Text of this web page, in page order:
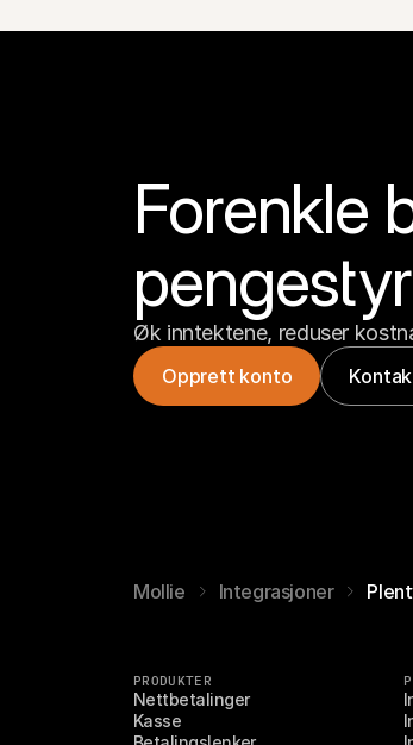
Forenkle
Øk inntektene, reduser
Opprett konto
Mollie Integrasjoner
PRODUKTER
Nettbetalinger
Kasse